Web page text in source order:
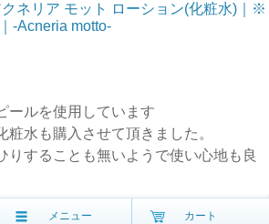
ネリア モット ローション(化粧水)｜※
-Acneria motto-
ールを使用しています
粧水も購入させて頂きました。
りすることも無いようで使い心地も良
メニュー カート